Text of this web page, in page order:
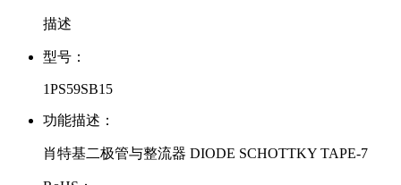
描述
型号：
1PS59SB15
功能描述：
肖特基二极管与整流器 DIODE SCHOTTKY TAPE-7